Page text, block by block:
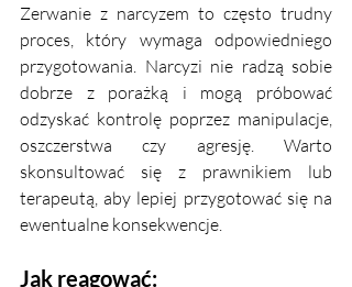
Zerwanie z narcyzem to często trudny
proces, który wymaga odpowiedniego
przygotowania. Narcyzi nie radzą sobie
dobrze z porażką i mogą próbować
odzyskać kontrolę poprzez manipulacje,
oszczerstwa czy agresję. Warto
skonsultować się z prawnikiem lub
terapeutą, aby lepiej przygotować się na
ewentualne konsekwencje.
Jak reagować: